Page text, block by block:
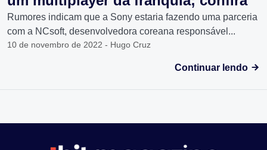
Rumores indicam que a Sony estaria fazendo uma parceria
com a NCsoft, desenvolvedora coreana responsável...
10 de novembro de 2022 - Hugo Cruz
Continuar lendo